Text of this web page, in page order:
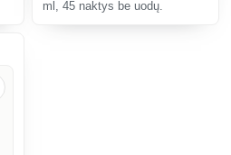
ml, 45 naktys be uodų.